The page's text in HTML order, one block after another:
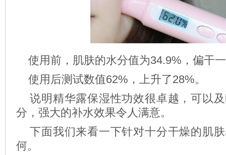
使用前，肌肤的水分值为34.9%，偏干
使用后测试数值62%，上升了28%。
说明精华露保湿性功效很卓越，可以
分，强大的补水效果令人满意。
下面我们来看一下针对十分干燥的肌
何。